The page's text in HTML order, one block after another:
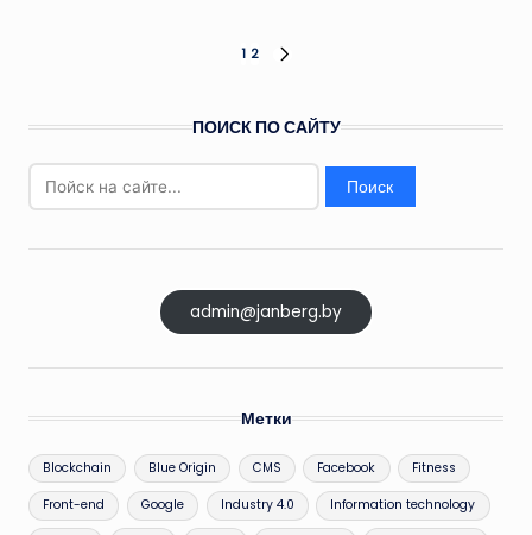
1 2
ПОИСК ПО САЙТУ
Найти:
admin@janberg.by
Метки
Blockchain Blue Origin CMS Facebook Fitness
Front-end Google Industry 4.0 Information technology